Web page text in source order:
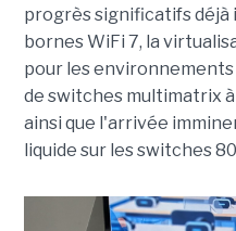
progrès significatifs déjà
bornes WiFi 7, la
pour les
de switches multimatrix
ainsi que l'arrivée
liquide sur les switches